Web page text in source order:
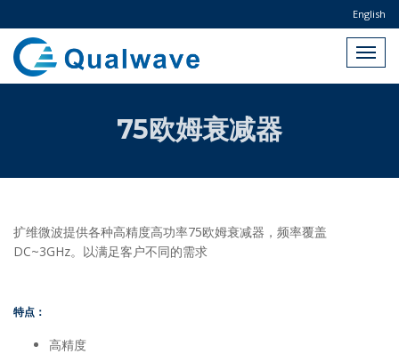
English
75欧姆衰减器
扩维微波提供各种高精度高功率75欧姆衰减器，频率覆盖
DC~3GHz。以满足客户不同的需求
特点：
高精度